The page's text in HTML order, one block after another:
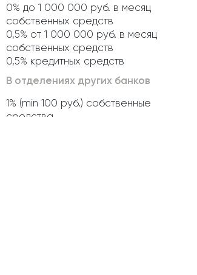
0% до 1 000 000 руб. в месяц
собственных средств
0,5% от 1 000 000 руб. в месяц
собственных средств
0,5% кредитных средств
В отделениях других банков
1% (min 100 руб.) собственные
средства